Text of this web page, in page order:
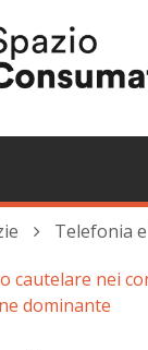
Telefonia
cautelare nei
dominante